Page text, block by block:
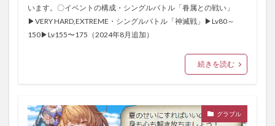
います。〇イベントの構成・シングルバトル「眷属との戦い」
▶VERY HARD,EXTREME・シングルバトル「神滅戦」▶Lv80～
150▶︎Lv155〜175（2024年8月追加）
続きを読む
グラブル